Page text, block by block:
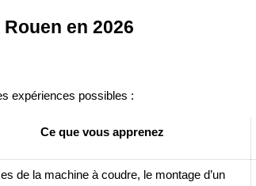
en 2026
expériences possibles :
Ce que vous apprenez
de la machine à coudre, le montage d’un